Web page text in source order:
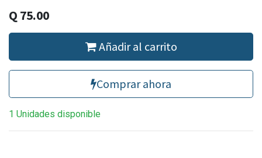
Q 75.00
Añadir al carrito
Comprar ahora
1 Unidades disponible